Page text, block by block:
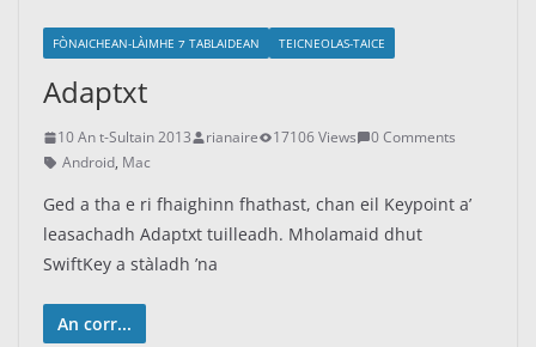
FÒNAICHEAN-LÀIMHE ⁊ TABLAIDEAN TEICNEOLAS-TAICE
Adaptxt
10 An t-Sultain 2013 rianaire 17106 Views
0 Comments
Android, Mac
Ged a tha e ri fhaighinn fhathast, chan eil Keypoint a’
leasachadh Adaptxt tuilleadh. Mholamaid dhut
SwiftKey a stàladh ’na
An corr...